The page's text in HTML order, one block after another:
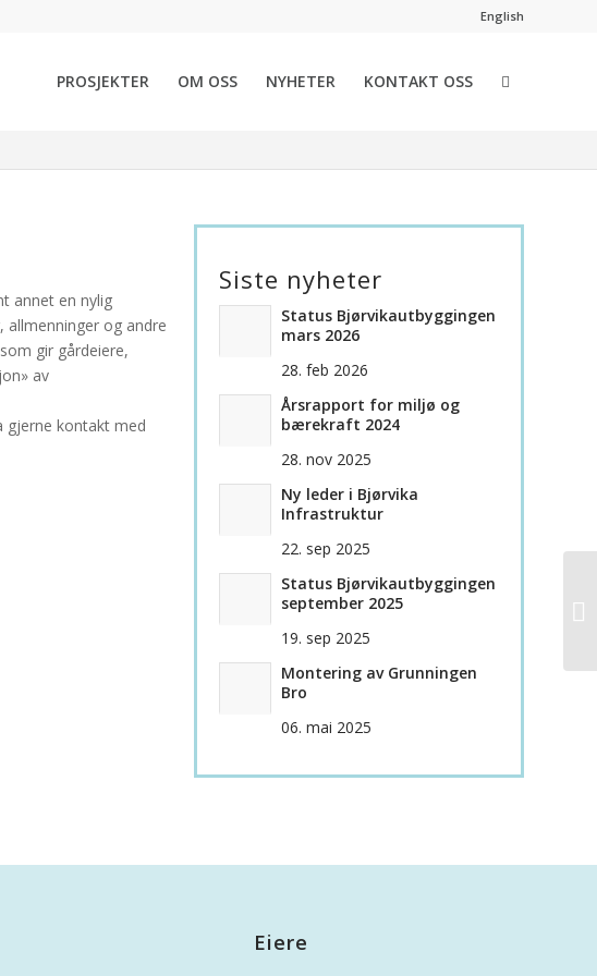
English
PROSJEKTER OM OSS NYHETER KONTAKT OSS
«Åpen dag i Bjørvika», som ble avholdt lørdag 31. august 2013,
over hvorledes havnepromenader, parker, allmenninger
annet en nylig
allmenninger og andre
som gir gårdeiere,
av
gjerne kontakt med
Siste nyheter
Status Bjørvikautbyggingen
mars 2026
28. feb 2026
Årsrapport for miljø og
bærekraft 2024
28. nov 2025
Ny leder i Bjørvika
Infrastruktur
22. sep 2025
Status Bjørvikautbyggingen
september 2025
19. sep 2025
Montering av Grunningen
Bro
06. mai 2025
Eiere